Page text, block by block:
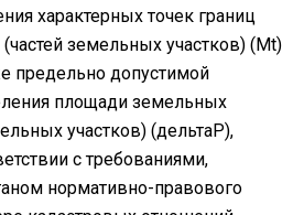
характерных точек границ
земельных участков) (Mt)
предельно допустимой
площади земельных
участков) (дельтаP),
с требованиями,
нормативно-правового